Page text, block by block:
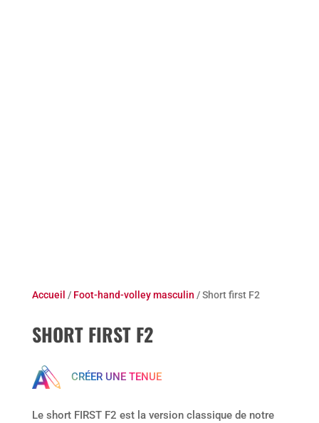
Accueil / Foot-hand-volley masculin / Short first F2
SHORT FIRST F2
CRÉER UNE TENUE
Le short FIRST F2 est la version classique de notre